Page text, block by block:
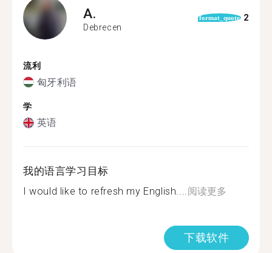
A.
Debrecen
format_quote 2
流利
匈牙利语
学
英语
我的语言学习目标
I would like to refresh my English....阅读更多
下载软件